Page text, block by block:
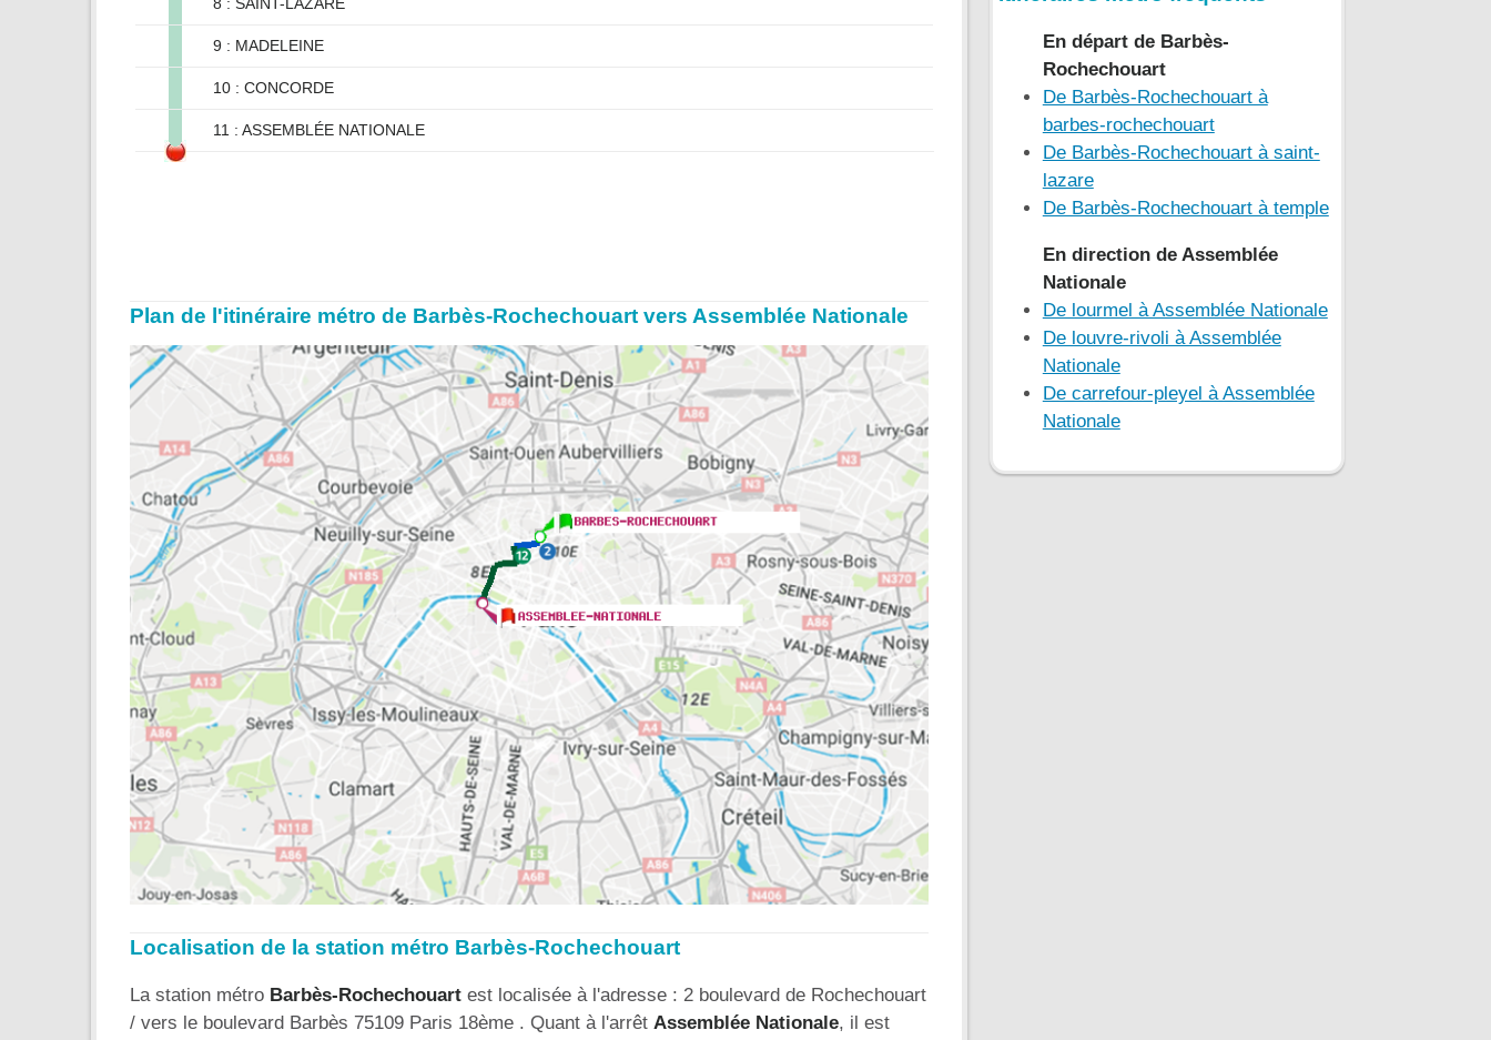
8 : SAINT-LAZARE
9 : MADELEINE
10 : CONCORDE
11 : ASSEMBLÉE NATIONALE
Plan de l'itinéraire métro de Barbès-Rochechouart vers Assemblée Nationale
Localisation de la station métro Barbès-Rochechouart
La station métro Barbès-Rochechouart est localisée à l'adresse : 2 boulevard de Rochechouart
/ vers le boulevard Barbès 75109 Paris 18ème . Quant à l'arrêt Assemblée Nationale, il est
En départ de Barbès-
Rochechouart
De Barbès-Rochechouart à
barbes-rochechouart
De Barbès-Rochechouart à saint-
lazare
De Barbès-Rochechouart à temple
En direction de Assemblée
Nationale
De lourmel à Assemblée Nationale
De louvre-rivoli à Assemblée
Nationale
De carrefour-pleyel à Assemblée
Nationale